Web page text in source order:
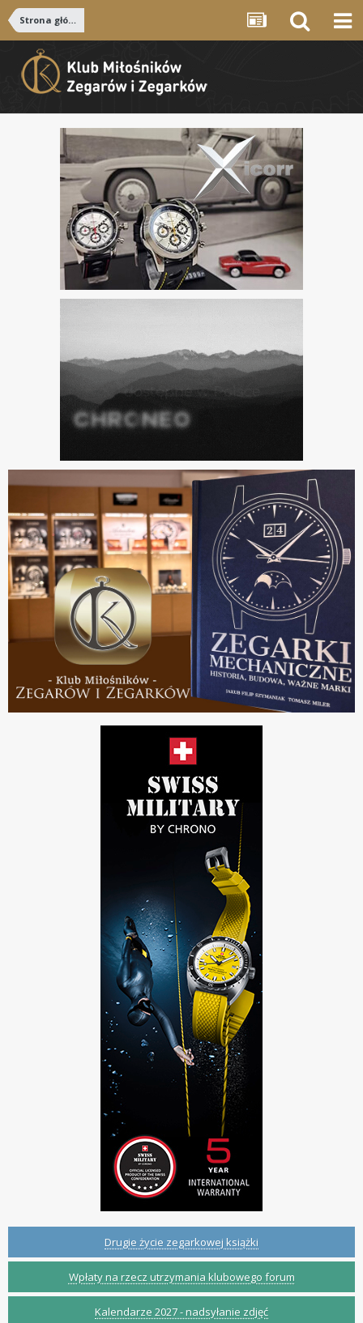
Strona główna
Drugie życie zegarkowej książki
Wpłaty na rzecz utrzymania klubowego forum
Kalendarze 2027 - nadsyłanie zdjęć